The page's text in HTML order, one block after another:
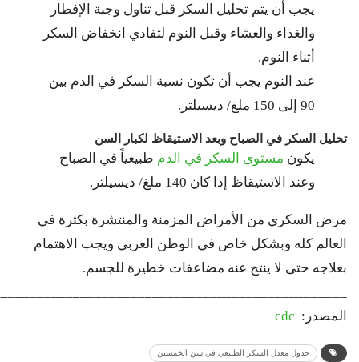
يجب أن يتم تحليل السكر قبل تناول وجبة الإفطار
والغذاء والعشاء وقبل النوم لتفادي انخفاض السكر
أثناء النوم.
عند النوم يجب أن تكون نسبة السكر في الدم بين
90 إلى 150 ملغ/ ديسيلتر.
تحليل السكر في الصباح وبعد الاستيقاظ لكبار السن
يكون مستوى السكر في الدم طبيعياً في الصباح
وعند الاستيقاظ إذا كان 140 ملغ/ ديسيلتر.
مرض السكري من الأمراض المزمنة والمنتشرة بكثرة في
العالم كله وبشكل خاص في الوطن العربي ويجب الاهتمام
بعلاجه حتى لا ينتج عنه مضاعفات خطيرة للجسم.
المصدر: cdc
جدول معدل السكر الطبيعي في سن الخمسين